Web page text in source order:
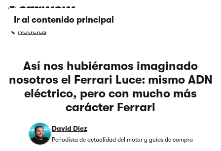
Ir al contenido principal
Noticias
Así nos hubiéramos imaginado
nosotros el Ferrari Luce: mismo ADN
eléctrico, pero con mucho más
carácter Ferrari
David Díez
Periodista de actualidad del motor y guías de compra